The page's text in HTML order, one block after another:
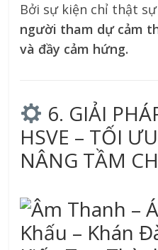
Bởi sự kiện chỉ thật
người tham dự cảm
và đầy cảm hứng.
6. GIẢI
HSVE – TỐI
NÂNG TẦM